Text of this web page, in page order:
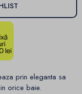
prin eleganta sa
orice baie.